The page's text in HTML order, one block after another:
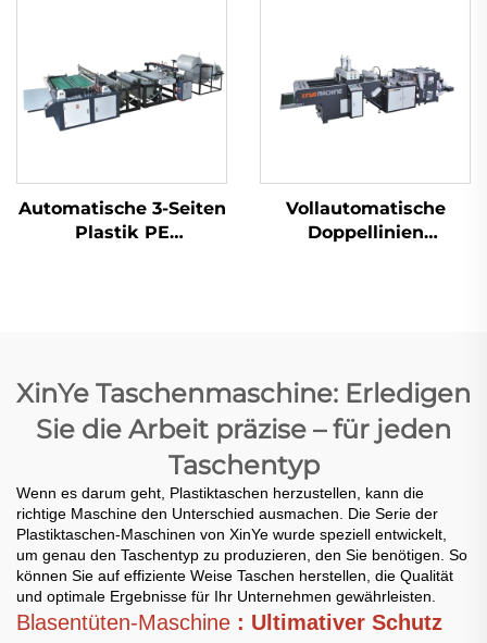
Automatische 3-Seiten
Plastik PE
Vollautomatische
Doppellinien
XinYe Taschenmaschine: Erledigen
Sie die Arbeit präzise – für jeden
Taschentyp
Wenn es darum geht, Plastiktaschen herzustellen, kann die
richtige Maschine den Unterschied ausmachen. Die Serie der
Plastiktaschen-Maschinen von XinYe wurde speziell entwickelt,
um genau den Taschentyp zu produzieren, den Sie benötigen. So
können Sie auf effiziente Weise Taschen herstellen, die Qualität
und optimale Ergebnisse für Ihr Unternehmen gewährleisten.
Blasentüten-Maschine : Ultimativer Schutz